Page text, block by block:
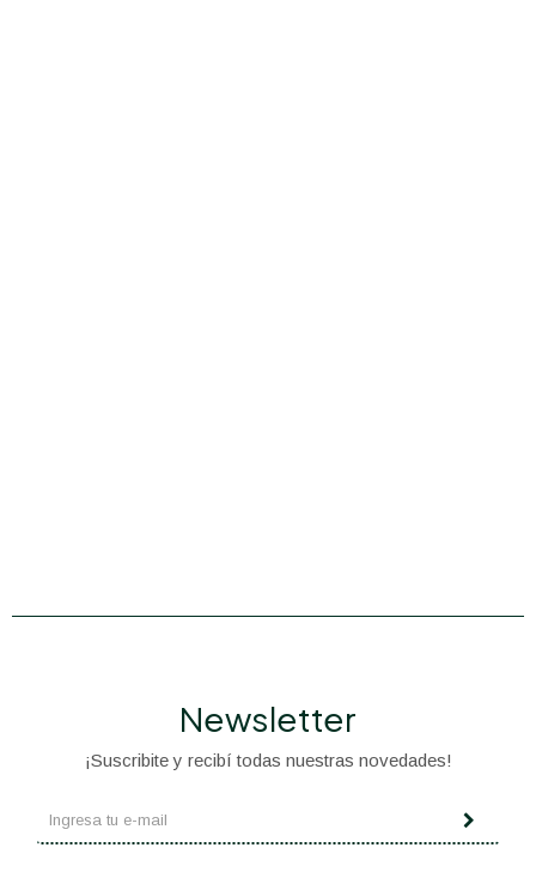
Newsletter
¡Suscribite y recibí todas nuestras novedades!